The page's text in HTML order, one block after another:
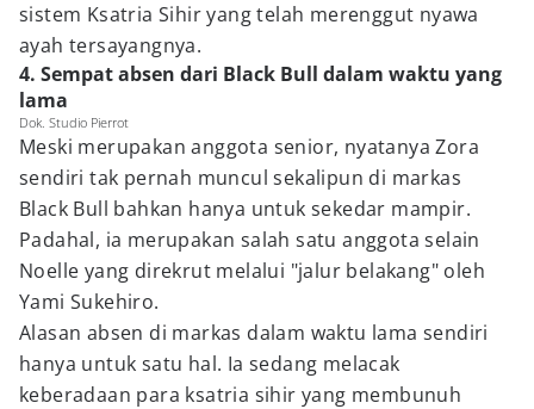
sistem Ksatria Sihir yang telah merenggut nyawa
ayah tersayangnya.
4. Sempat absen dari Black Bull dalam waktu yang
lama
Dok. Studio Pierrot
Meski merupakan anggota senior, nyatanya Zora
sendiri tak pernah muncul sekalipun di markas
Black Bull bahkan hanya untuk sekedar mampir.
Padahal, ia merupakan salah satu anggota selain
Noelle yang direkrut melalui "jalur belakang" oleh
Yami Sukehiro.
Alasan absen di markas dalam waktu lama sendiri
hanya untuk satu hal. Ia sedang melacak
keberadaan para ksatria sihir yang membunuh